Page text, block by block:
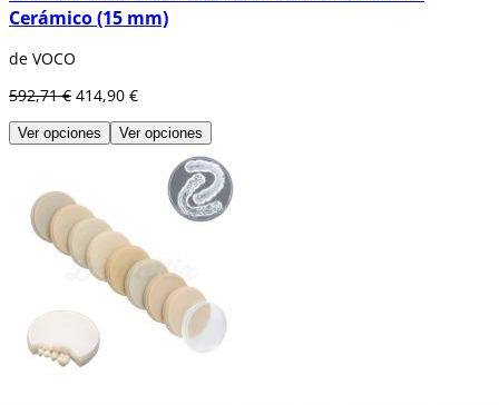
Cerámico (15 mm)
de VOCO
592,71 € 414,90 €
Ver opciones Ver opciones